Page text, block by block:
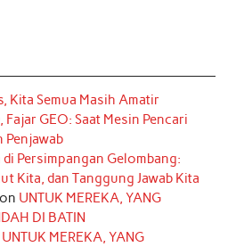
Kita Semua Masih Amatir
Fajar GEO: Saat Mesin Pencari
Penjawab
di Persimpangan Gelombang:
Kita, dan Tanggung Jawab Kita
on UNTUK MEREKA, YANG
DI BATIN
UNTUK MEREKA, YANG